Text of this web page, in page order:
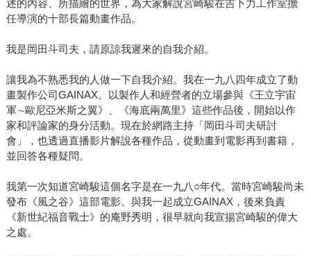
述的內容、所描繪的世界，為大家解說宮崎駿在吉卜力工作室擔
任導演的十部長篇動畫作品。
我是岡田斗司夫，請原諒我遲來的自我介紹。
讓我為不熟悉我的人做一下自我介紹。我在一九八四年成立了動
畫製作公司GAINAX。以製作人和經營者的立場參與《王立宇宙
軍∼歐尼亞米斯之翼》、《海底兩萬里》這些作品後，開始以作
家和評論家的身分活動。現在於網路主持「岡田斗司夫研討
會」，也透過直播影片解說各種作品，從動畫到電影再到書籍，
並回答各種疑問。
我第一次知道宮崎駿這個名字是在一九八○年代。當時宮崎駿尚未
發布《風之谷》這部電影。與我一起成立GAINAX，後來負責
《新世紀福音戰士》的庵野秀明，很早就向我宣揚宮崎駿的偉大
之處。